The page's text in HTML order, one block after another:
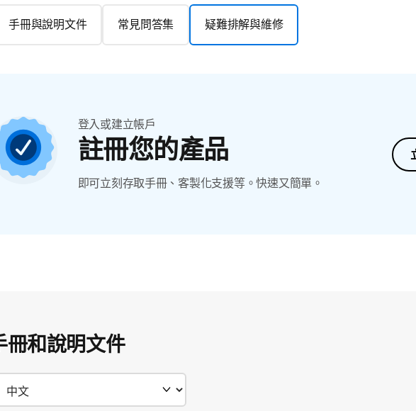
手冊與說明文件 常見問答集 疑難排解與維修
登入或建立帳戶
註冊您的產品
即可立刻存取手冊、客製化支援等。快速又簡單。
冊和說明文件